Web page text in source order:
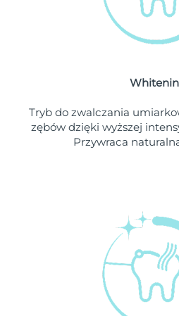
Tryb do zwalczania
zębów dzięki wyższej
Przywraca
SRA Makau (Chiny)